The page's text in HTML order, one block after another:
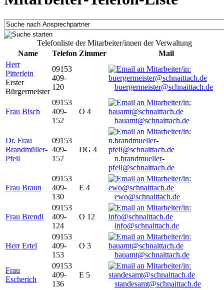
Telefonliste der Mitarbeiter/innen der Verwaltung
Name
Telefon Zimmer
Mail
Herr
Pitterlein
Erster
Bürgermeister
09153
409-
120
buergermeister@schnaittach.de
Frau Bisch
09153
409-
152
O 4
bauamt@schnaittach.de
Dr. Frau
Brandmüller-
Pfeil
09153
409-
157
DG 4
n.brandmueller-
pfeil@schnaittach.de
Frau Braun
09153
409-
130
E 4
ewo@schnaittach.de
Frau Brendl
09153
409-
124
O 12
info@schnaittach.de
Herr Ertel
09153
409-
153
O 3
bauamt@schnaittach.de
Frau
Escherich
09153
409-
136
E 5
standesamt@schnaittach.de